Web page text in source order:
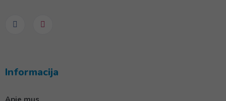
Informacija